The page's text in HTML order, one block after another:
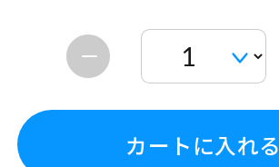
カートに入れる